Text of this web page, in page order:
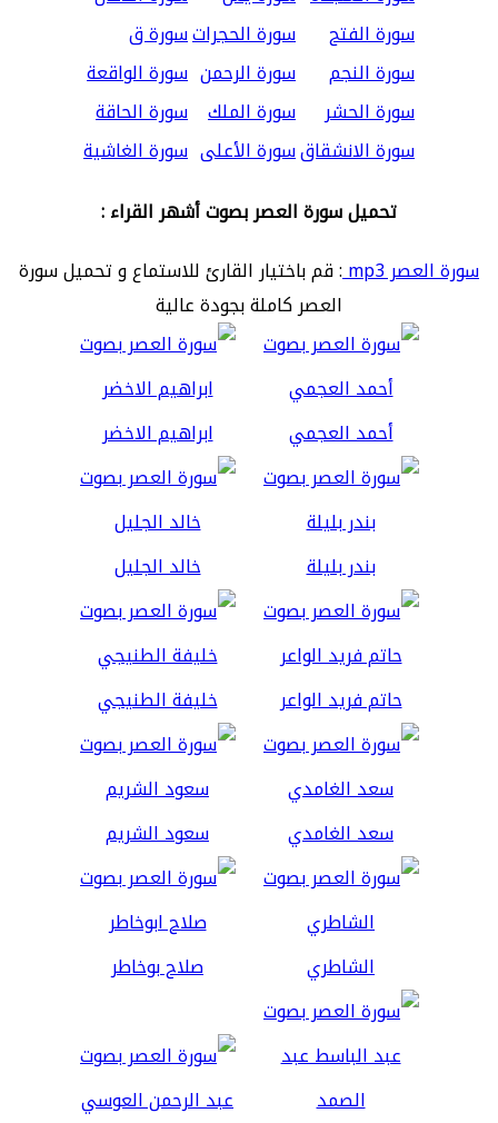
سورة الفتح
سورة الحجراتسورة ق
سورة النجم
سورة الرحمن سورة الواقعة
سورة الحشر
سورة الملك سورة الحاقة
سورة الانشقاقسورة الأعلى سورة الغاشية
تحميل سورة العصر بصوت أشهر القراء :
سورة العصر mp3
: قم باختيار القارئ للاستماع و تحميل سورة
العصر كاملة بجودة عالية
أحمد العجمي ابراهيم الاخضر
بندر بليلة خالد الجليل
حاتم فريد الواعر خليفة الطنيجي
سعد الغامدي سعود الشريم
الشاطري صلاح بوخاطر